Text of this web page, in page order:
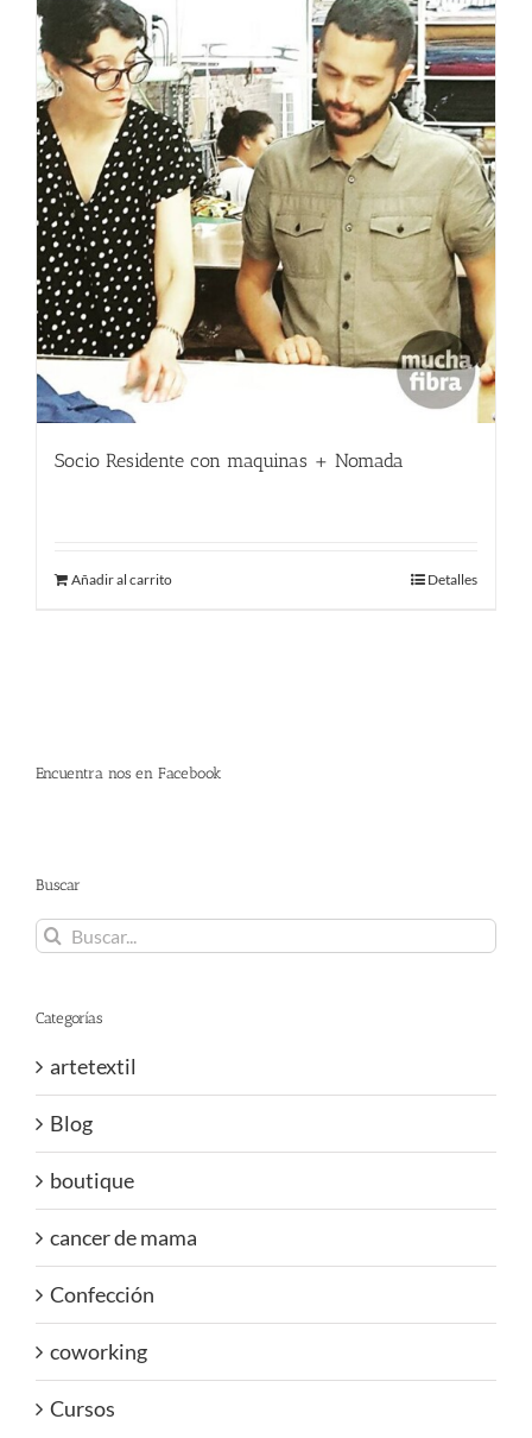
Socio Residente con maquinas + Nomada
Añadir al carrito Detalles
Encuentra nos en Facebook
Buscar
Buscar:
Categorías
artetextil
Blog
boutique
cancer de mama
Confección
coworking
Cursos